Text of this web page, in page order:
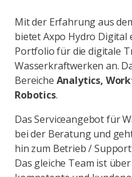
Mit der Erfahrung aus
bietet Axpo Hydro Digital
Portfolio für die digitale
Wasserkraftwerken an.
Bereiche Analytics,
Robotics.
Das Serviceangebot für
bei der Beratung und
hin zum Betrieb /
Das gleiche Team ist